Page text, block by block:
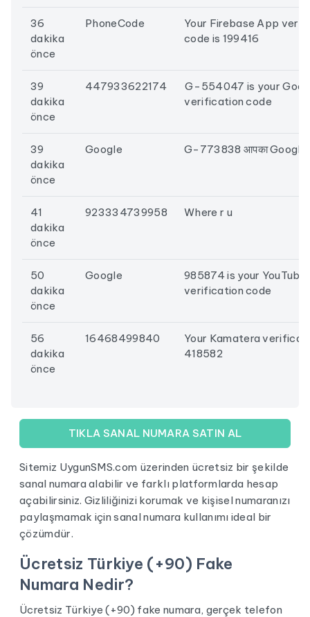
36
dakika
önce
PhoneCode
Your Firebase App
code is 199416
39
dakika
önce
447933622174
⁣⁣⁤G⁤⁢⁤-554047 i⁢s y⁤o⁢ur
v⁣erification c⁢od⁢e
39
dakika
önce
Google G-773838 आपका Google
41
dakika
önce
923334739958 Where r u
50
dakika
önce
Google
985874 is your YouTube
verification code
56
dakika
önce
16468499840
Your Kamatera
418582
TIKLA SANAL NUMARA SATIN AL
Sitemiz UygunSMS.com üzerinden ücretsiz bir şekilde
sanal numara alabilir ve farklı platformlarda hesap
açabilirsiniz. Gizliliğinizi korumak ve kişisel numaranızı
paylaşmamak için sanal numara kullanımı ideal bir
çözümdür.
Ücretsiz Türkiye (+90) Fake
Numara Nedir?
Ücretsiz Türkiye (+90) fake numara, gerçek telefon